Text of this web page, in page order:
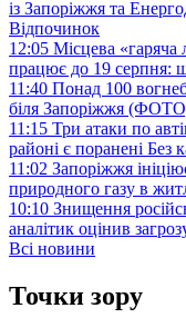
із Запоріжжя та
Відпочинок
12:05 Місцева «гаряча
працює до 19 серпня:
11:40 Понад 100
біля Запоріжжя
11:15 Три атаки по
районі є поранені Без
11:02 Запоріжжя
природного газу в
10:10 Знищення
аналітик оцінив
Всі новини
Точки зору